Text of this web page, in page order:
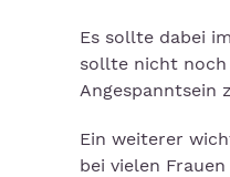
Es sollte dabei
sollte nicht noch
Angespanntsein
Ein weiterer
bei vielen